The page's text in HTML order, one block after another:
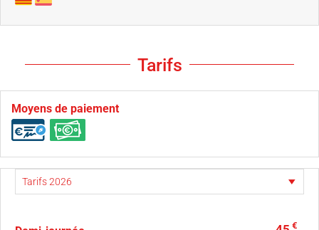
Tarifs
Moyens de paiement
€